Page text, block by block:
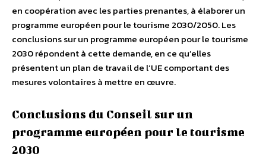
en coopération avec les parties prenantes, à élaborer un
programme européen pour le tourisme 2030/2050. Les
conclusions sur un programme européen pour le tourisme
2030 répondent à cette demande, en ce qu’elles
présentent un plan de travail de l’UE comportant des
mesures volontaires à mettre en œuvre.
Conclusions du Conseil sur un
programme européen pour le tourisme
2030